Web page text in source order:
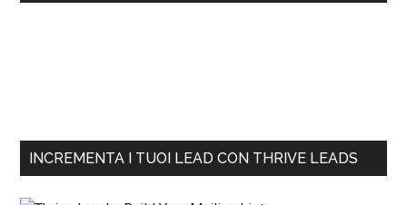
INCREMENTA I TUOI LEAD CON THRIVE LEADS